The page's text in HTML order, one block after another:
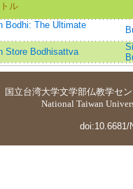
ル
Bodhi: The Ultimate
Store Bodhisattva
国立台湾大学文学部仏教学セ
National Taiwan
doi:10.6681/